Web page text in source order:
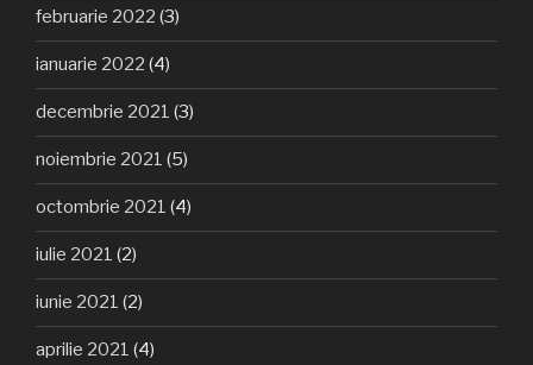
februarie 2022 (3)
ianuarie 2022 (4)
decembrie 2021 (3)
noiembrie 2021 (5)
octombrie 2021 (4)
iulie 2021 (2)
iunie 2021 (2)
aprilie 2021 (4)